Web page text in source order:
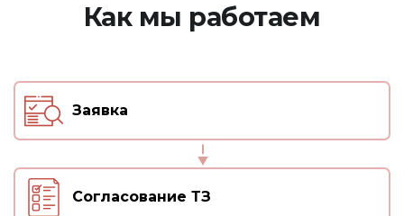
Как мы работаем
Заявка
Согласование ТЗ